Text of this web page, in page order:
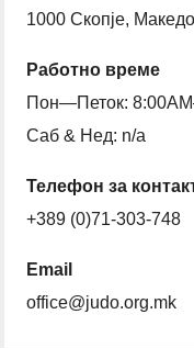
1000 Скопје,
Работно време
Пон—Петок:
Саб & Нед: n/a
Телефон за
+389 (0)71-303-748
Email
office@judo.org.mk